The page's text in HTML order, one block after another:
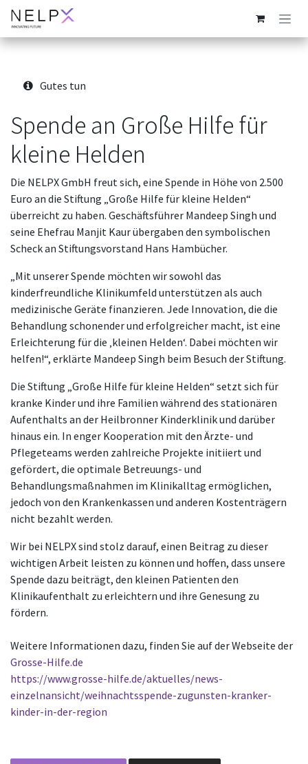
Zum Inhalt springen
Gutes tun
Spende an Große Hilfe für
kleine Helden
Die NELPX GmbH freut sich, eine Spende in Höhe von 2.500
Euro an die Stiftung „Große Hilfe für kleine Helden“
überreicht zu haben. Geschäftsführer Mandeep Singh und
seine Ehefrau Manjit Kaur übergaben den symbolischen
Scheck an Stiftungsvorstand Hans Hambücher.
„Mit unserer Spende möchten wir sowohl das
kinderfreundliche Klinikumfeld unterstützen als auch
medizinische Geräte finanzieren. Jede Innovation, die die
Behandlung schonender und erfolgreicher macht, ist eine
Erleichterung für die ‚kleinen Helden‘. Dabei möchten wir
helfen!“, erklärte Mandeep Singh beim Besuch der Stiftung.
Die Stiftung „Große Hilfe für kleine Helden“ setzt sich für
kranke Kinder und ihre Familien während des stationären
Aufenthalts an der Heilbronner Kinderklinik und darüber
hinaus ein. In enger Kooperation mit den Ärzte- und
Pflegeteams werden zahlreiche Projekte initiiert und
gefördert, die optimale Betreuungs- und
Behandlungsmaßnahmen im Klinikalltag ermöglichen,
jedoch von den Krankenkassen und anderen Kostenträgern
nicht bezahlt werden.
Wir bei NELPX sind stolz darauf, einen Beitrag zu dieser
wichtigen Arbeit leisten zu können und hoffen, dass unsere
Spende dazu beiträgt, den kleinen Patienten den
Klinikaufenthalt zu erleichtern und ihre Genesung zu
fördern.
Weitere Informationen dazu, finden Sie auf der Webseite der
Grosse-Hilfe.de
https://www.grosse-hilfe.de/aktuelles/news-
einzelnansicht/weihnachtsspende-zugunsten-kranker-
kinder-in-der-region